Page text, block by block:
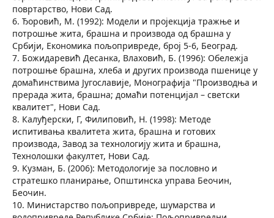
повртарство, Нови Сад.
6. Ђоровић, М. (1992): Модели и пројекција тражње и
потрошње жита, брашна и производа од брашна у
Србији, Економика пољопривреде, број 5-6, Београд.
7. Божидаревић Десанка, Влаховић, Б. (1996): Обележја
потрошње брашна, хлеба и других производа пшенице у
домаћинствима Југославије, Монографија "Производња и
прерада жита, брашна; домаћи потенцијал – светски
квалитет", Нови Сад.
8. Калуђерски, Г, Филиповић, Н. (1998): Методе
испитивања квалитета жита, брашна и готових
производа, Завод за технологију жита и брашна,
Технолошки факултет, Нови Сад.
9. Кузман, Б. (2006): Методологије за пословно и
стратешко планирање, Општинска управа Беочин,
Беочин.
10. Министарство пољопривреде, шумарства и